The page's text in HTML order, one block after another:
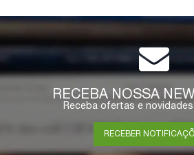
COMPRAR
RECEBA NOSSA
Receba ofertas e novidades
RECEBER